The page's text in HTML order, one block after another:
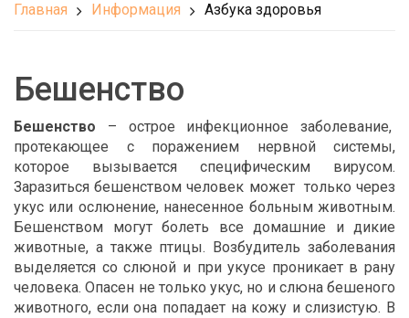
Главная Информация Азбука здоровья
Бешенство
Бешенство – острое инфекционное заболевание,
протекающее с поражением нервной системы,
которое вызывается специфическим вирусом.
Заразиться бешенством человек может только через
укус или ослюнение, нанесенное больным животным.
Бешенством могут болеть все домашние и дикие
животные, а также птицы. Возбудитель заболевания
выделяется со слюной и при укусе проникает в рану
человека. Опасен не только укус, но и слюна бешеного
животного, если она попадает на кожу и слизистую. В